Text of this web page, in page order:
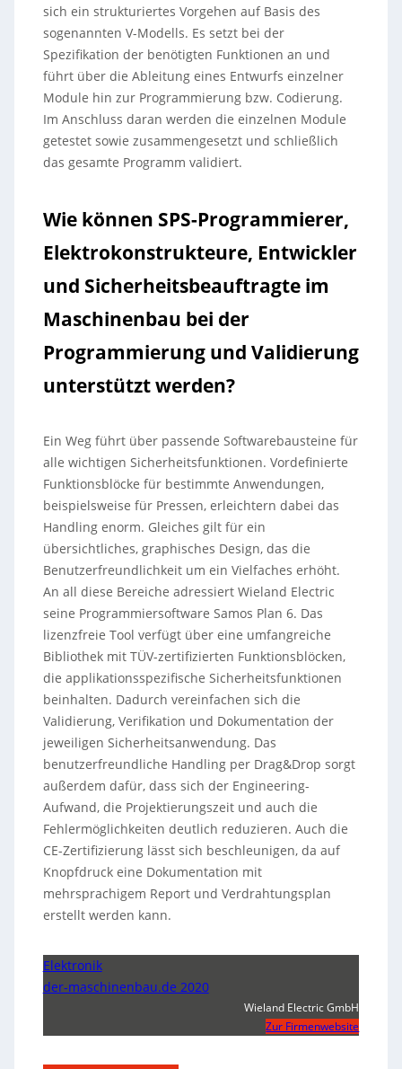
sich ein strukturiertes Vorgehen auf Basis des
sogenannten V-Modells. Es setzt bei der
Spezifikation der benötigten Funktionen an und
führt über die Ableitung eines Entwurfs einzelner
Module hin zur Programmierung bzw. Codierung.
Im Anschluss daran werden die einzelnen Module
getestet sowie zusammengesetzt und schließlich
das gesamte Programm validiert.
Wie können SPS-Programmierer,
Elektrokonstrukteure, Entwickler
und Sicherheitsbeauftragte im
Maschinenbau bei der
Programmierung und Validierung
unterstützt werden?
Ein Weg führt über passende Softwarebausteine für
alle wichtigen Sicherheitsfunktionen. Vordefinierte
Funktionsblöcke für bestimmte Anwendungen,
beispielsweise für Pressen, erleichtern dabei das
Handling enorm. Gleiches gilt für ein
übersichtliches, graphisches Design, das die
Benutzerfreundlichkeit um ein Vielfaches erhöht.
An all diese Bereiche adressiert Wieland Electric
seine Programmiersoftware Samos Plan 6. Das
lizenzfreie Tool verfügt über eine umfangreiche
Bibliothek mit TÜV-zertifizierten Funktionsblöcken,
die applikationsspezifische Sicherheitsfunktionen
beinhalten. Dadurch vereinfachen sich die
Validierung, Verifikation und Dokumentation der
jeweiligen Sicherheitsanwendung. Das
benutzerfreundliche Handling per Drag&Drop sorgt
außerdem dafür, dass sich der Engineering-
Aufwand, die Projektierungszeit und auch die
Fehlermöglichkeiten deutlich reduzieren. Auch die
CE-Zertifizierung lässt sich beschleunigen, da auf
Knopfdruck eine Dokumentation mit
mehrsprachigem Report und Verdrahtungsplan
erstellt werden kann.
Elektronik
der-maschinenbau.de 2020
Wieland Electric GmbH
Zur Firmenwebsite